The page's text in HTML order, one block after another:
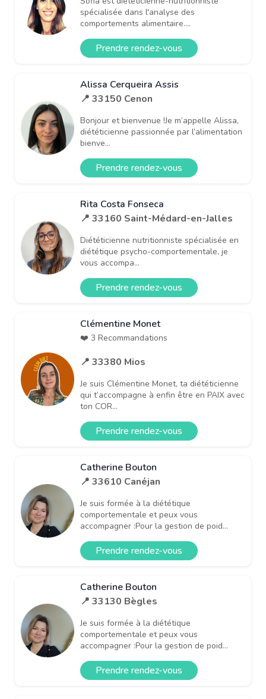
spécialisée dans l'analyse des
comportements alimentaire....
Prendre rendez-vous
Alissa Cerqueira Assis
📍 33150 Cenon
Bonjour et bienvenue !Je m’appelle Alissa,
diététicienne passionnée par l’alimentation
bienve...
Prendre rendez-vous
Rita Costa Fonseca
📍 33160 Saint-Médard-en-Jalles
Diététicienne nutritionniste spécialisée en
diététique psycho-comportementale, je
vous accompa...
Prendre rendez-vous
Clémentine Monet
❤️ 3 Recommandations
📍 33380 Mios
Je suis Clémentine Monet, ta diététicienne
qui t’accompagne à enfin être en PAIX avec
ton COR...
Prendre rendez-vous
Catherine Bouton
📍 33610 Canéjan
Je suis formée à la diététique
comportementale et peux vous
accompagner :Pour la gestion de poid...
Prendre rendez-vous
Catherine Bouton
📍 33130 Bègles
Je suis formée à la diététique
comportementale et peux vous
accompagner :Pour la gestion de poid...
Prendre rendez-vous